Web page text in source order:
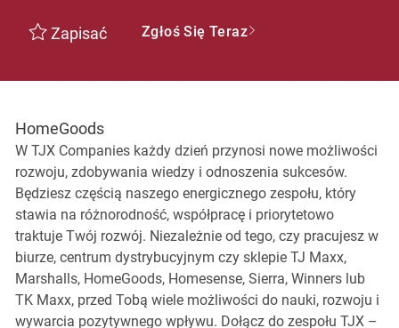
Zapisać Zgłoś Się Teraz
HomeGoods
W TJX Companies każdy dzień przynosi nowe możliwości
rozwoju, zdobywania wiedzy i odnoszenia sukcesów.
Będziesz częścią naszego energicznego zespołu, który
stawia na różnorodność, współpracę i priorytetowo
traktuje Twój rozwój. Niezależnie od tego, czy pracujesz w
biurze, centrum dystrybucyjnym czy sklepie TJ Maxx,
Marshalls, HomeGoods, Homesense, Sierra, Winners lub
TK Maxx, przed Tobą wiele możliwości do nauki, rozwoju i
wywarcia pozytywnego wpływu. Dołącz do zespołu TJX –